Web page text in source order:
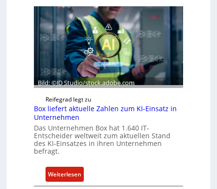
Bild: ©JD Studio/stock.adobe.com
Reifegrad legt zu
Box liefert aktuelle Zahlen zum KI-Einsatz in
Unternehmen
Das Unternehmen Box hat 1.640 IT-
Entscheider weltweit zum aktuellen Stand
des KI-Einsatzes in ihren Unternehmen
befragt.
Weiterlesen
B